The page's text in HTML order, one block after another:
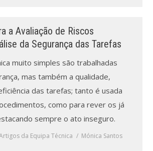
a Avaliação de Riscos
da Segurança das Tarefas
muito simples são trabalhadas
mas também a qualidade,
das tarefas; tanto é usada
como para rever os já
sempre o ato inseguro.
da Equipa Técnica Mónica Santos